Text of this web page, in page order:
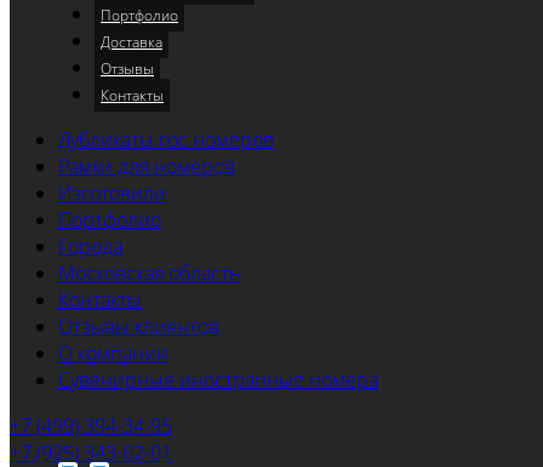
Портфолио
Доставка
Отзывы
Контакты
Дубликаты гос номеров
Рамки для номеров
Изготовили
Портфолио
Города
Московская область
Контакты
Отзывы клиентов
О компании
Сувенирные иностранные номера
+7 (499) 394-34-95
+7 (925) 343-02-01